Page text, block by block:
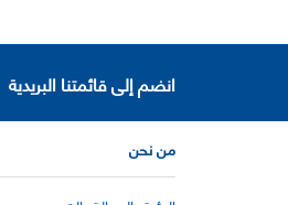
انضم إلى قائمتنا البريدية
من نحن